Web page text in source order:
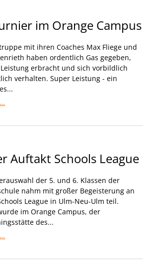
im Orange Campus
mit ihren Coaches Max Fliege und
haben ordentlich Gas gegeben,
erbracht und sich vorbildlich
verhalten. Super Leistung - ein
Auftakt Schools League
der 5. und 6. Klassen der
nahm mit großer Begeisterung an
League in Ulm-Neu-Ulm teil.
im Orange Campus, der
des...